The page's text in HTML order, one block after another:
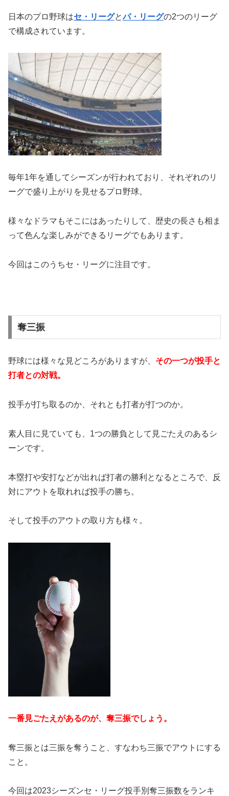
日本のプロ野球はセ・リーグとパ・リーグの2つのリーグ
で構成されています。
毎年1年を通してシーズンが行われており、それぞれのリ
ーグで盛り上がりを見せるプロ野球。
様々なドラマもそこにはあったりして、歴史の長さも相ま
って色んな楽しみができるリーグでもあります。
今回はこのうちセ・リーグに注目です。
奪三振
野球には様々な見どころがありますが、 その一つが投手と
打者との対戦。
投手が打ち取るのか、それとも打者が打つのか。
素人目に見ていても、1つの勝負として見ごたえのあるシ
ーンです。
本塁打や安打などが出れば打者の勝利となるところで、反
対にアウトを取れれば投手の勝ち。
そして投手のアウトの取り方も様々。
一番見ごたえがあるのが、奪三振でしょう。
奪三振とは三振を奪うこと、すなわち三振でアウトにする
こと。
今回は2023シーズンセ・リーグ投手別奪三振数をランキ